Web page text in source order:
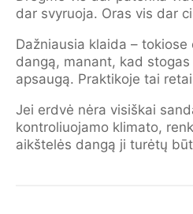
dar svyruoja. Oras vis dar
Dažniausia klaida –
dangą, manant, kad
apsaugą. Praktikoje tai
Jei erdvė nėra visiškai
kontroliuojamo klimato,
aikštelės dangą ji turėtų